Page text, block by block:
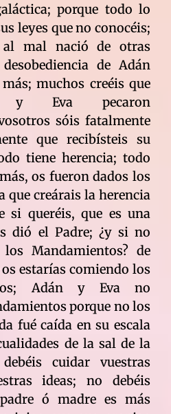
porque todo lo
leyes que no conocéis;
al mal nació de otras
de Adán
muchos creéis que
y Eva pecaron
sóis fatalmente
que recibísteis su
tiene herencia; todo
os fueron dados los
que creárais la herencia
si queréis, que es una
dió el Padre; ¿y si no
Mandamientos? de
estarías comiendo los
Adán y Eva no
porque no los
fué caída en su escala
de la sal de la
cuidar vuestras
ideas; no debéis
ó madre es más